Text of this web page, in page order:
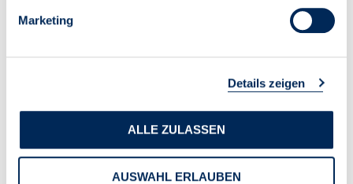
Marketing
Details zeigen
ALLE ZULASSEN
AUSWAHL ERLAUBEN
Lennart Jörn
Ballindamm 3
20095 Hamburg